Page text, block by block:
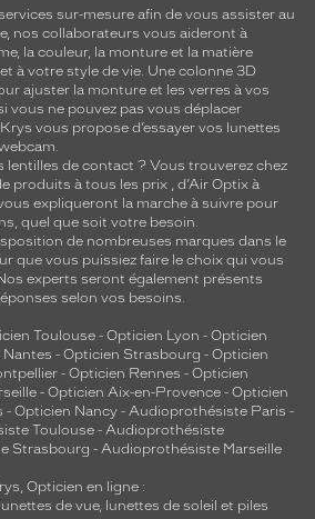
sur-mesure afin de vous assister au
nos collaborateurs vous aideront à
la couleur, la monture et la matière
à votre style de vie. Une colonne 3D
ajuster la monture et les verres à vos
vous ne pouvez pas vous déplacer
vous propose d’essayer vos lunettes
lentilles de contact ? Vous trouverez chez
produits à tous les prix , d’Air Optix à
expliqueront la marche à suivre pour
quel que soit votre besoin.
de nombreuses marques dans le
que vous puissiez faire le choix qui vous
experts seront également présents
selon vos besoins.
Toulouse- Opticien Lyon - Opticien
- Opticien Strasbourg - Opticien
- Opticien Rennes - Opticien
- Opticien Aix-en-Provence - Opticien
- Opticien Nancy - Audioprothésiste Paris -
Toulouse- Audioprothésiste
Strasbourg - Audioprothésiste Marseille
Opticien en ligne :
lunettes de vue, lunettes de soleil et piles